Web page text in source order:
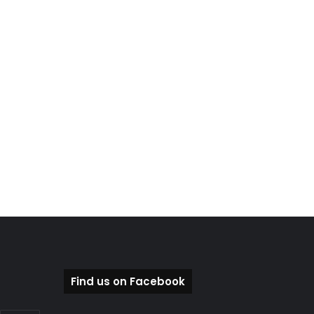
Find us on Facebook